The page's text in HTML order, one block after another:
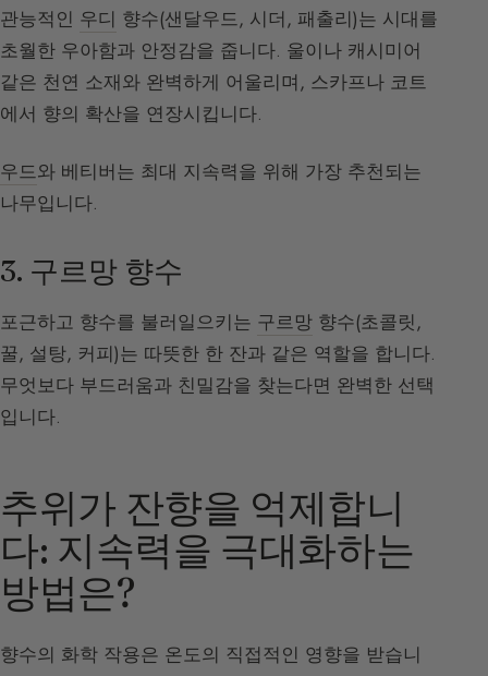
관능적인 우디 향수(샌달우드, 시더, 패출리)는 시대를
초월한 우아함과 안정감을 줍니다. 울이나 캐시미어
같은 천연 소재와 완벽하게 어울리며, 스카프나 코트
에서 향의 확산을 연장시킵니다.
우드와 베티버는 최대 지속력을 위해 가장 추천되는
나무입니다.
3. 구르망 향수
포근하고 향수를 불러일으키는 구르망 향수(초콜릿,
꿀, 설탕, 커피)는 따뜻한 한 잔과 같은 역할을 합니다.
무엇보다 부드러움과 친밀감을 찾는다면 완벽한 선택
입니다.
추위가 잔향을 억제합니
다: 지속력을 극대화하는
방법은?
향수의 화학 작용은 온도의 직접적인 영향을 받습니